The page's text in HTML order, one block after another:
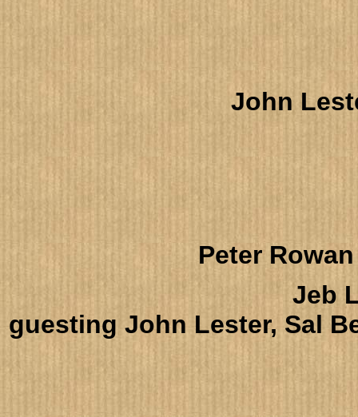
John
Peter
Jeb
guesting John Lester, Sal